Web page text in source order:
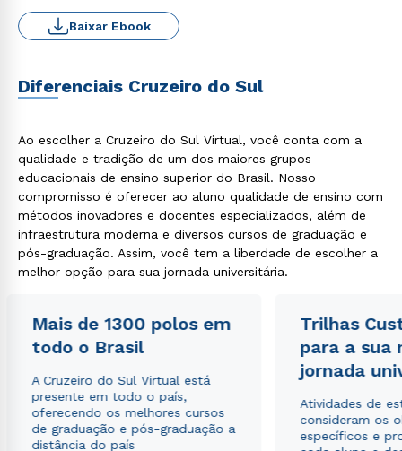
Baixar Ebook
Diferenciais Cruzeiro do Sul
Ao escolher a Cruzeiro do Sul Virtual, você conta com a
qualidade e tradição de um dos maiores grupos
educacionais de ensino superior do Brasil. Nosso
compromisso é oferecer ao aluno qualidade de ensino com
métodos inovadores e docentes especializados, além de
infraestrutura moderna e diversos cursos de graduação e
pós-graduação. Assim, você tem a liberdade de escolher a
melhor opção para sua jornada universitária.
Mais de 1300 polos em
todo o Brasil
A Cruzeiro do Sul Virtual está
presente em todo o país,
oferecendo os melhores cursos
de graduação e pós-graduação a
distância do país
Trilhas
para a sua
jornada
Atividades de
consideram os
específicos e